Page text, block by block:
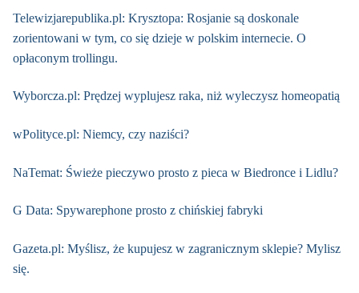
Telewizjarepublika.pl: Krysztopa: Rosjanie są doskonale
zorientowani w tym, co się dzieje w polskim internecie. O
opłaconym trollingu.
Wyborcza.pl: Prędzej wyplujesz raka, niż wyleczysz homeopatią
wPolityce.pl: Niemcy, czy naziści?
NaTemat: Świeże pieczywo prosto z pieca w Biedronce i Lidlu?
G Data: Spywarephone prosto z chińskiej fabryki
Gazeta.pl: Myślisz, że kupujesz w zagranicznym sklepie? Mylisz
się.